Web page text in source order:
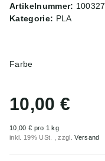
Artikelnummer: 100327
Kategorie: PLA
Farbe
10,00 €
10,00 € pro 1 kg
inkl. 19% USt. , zzgl.Versand